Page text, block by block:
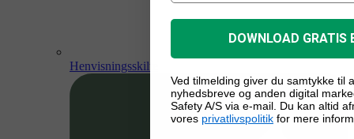
Henvisningsskilte
DOWNLOAD GRATIS
Ved tilmelding giver du samtykke til
nyhedsbreve og anden digital
Safety A/S via e-mail. Du kan altid
vores privatlivspolitik for mere